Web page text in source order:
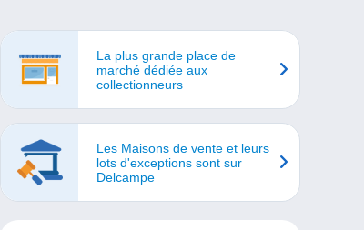
La plus grande place de
marché dédiée aux
collectionneurs
Les Maisons de vente et leurs
lots d'exceptions sont sur
Delcampe